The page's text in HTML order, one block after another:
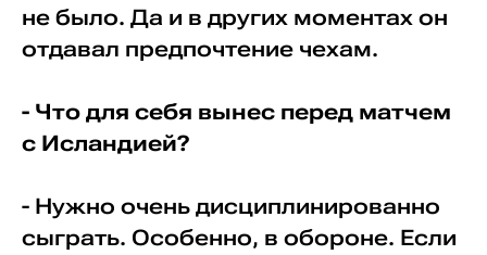
не было. Да и в других моментах он
отдавал предпочтение чехам.
- Что для себя вынес перед матчем
с Исландией?
- Нужно очень дисциплинированно
сыграть. Особенно, в обороне. Если